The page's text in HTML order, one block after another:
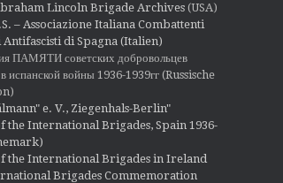
Lincoln Brigade Archives(USA)
– Associazione Italiana Combattenti
di Spagna (Italien)
ПАМЯТИ советских добровольцев
испанской войны 1936-1939гг (Russische
e. V., Ziegenhals-Berlin"
the International Brigades, Spain 1936-
the International Brigades in Ireland
Brigades Commemoration